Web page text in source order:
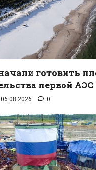
готовить
первой
06.08.2026 0